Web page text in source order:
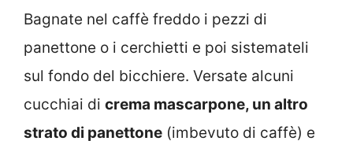
Bagnate nel caffè freddo i pezzi di
panettone o i cerchietti e poi sistemateli
sul fondo del bicchiere. Versate alcuni
cucchiai di crema mascarpone, un altro
strato di panettone (imbevuto di caffè) e